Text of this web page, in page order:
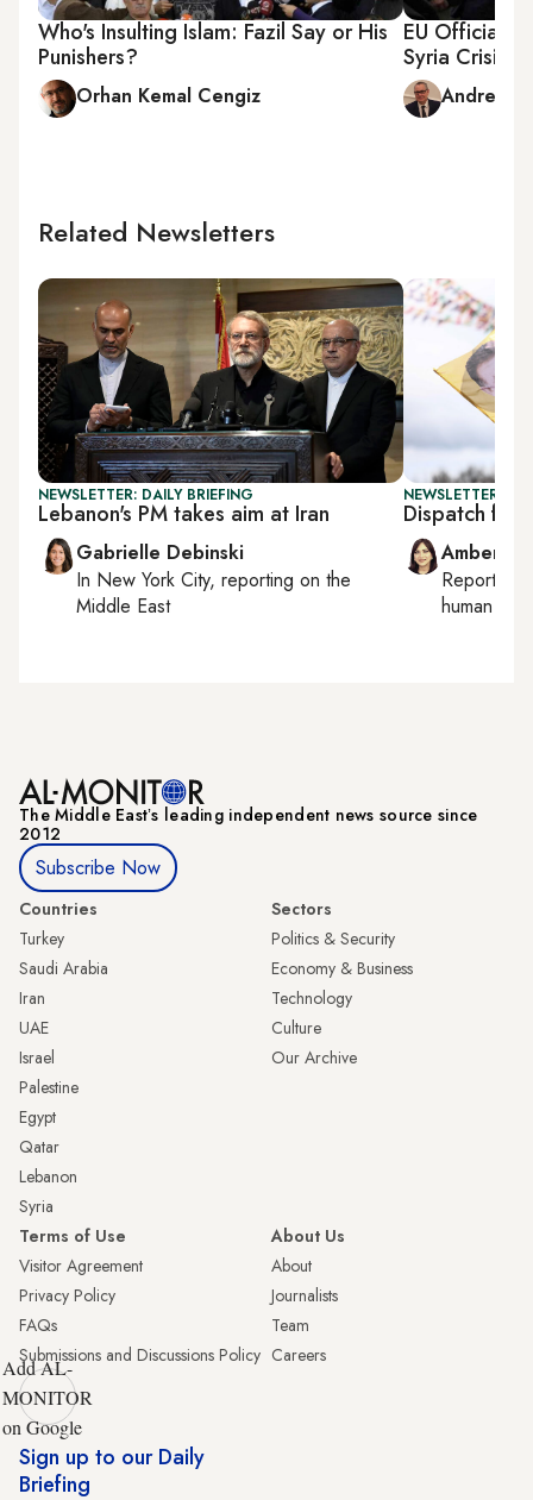
Who's Insulting Islam: Fazil Say or His
Punishers?
Orhan Kemal Cengiz
EU Official:
Syria Crisis
Andrew
Related Newsletters
NEWSLETTER: DAILY BRIEFING
Lebanon's PM takes aim at Iran
Gabrielle Debinski
In New York City, reporting on the
Middle East
NEWSLETTER:
Dispatch
Amberin
Reporting
human
The Middle Eastʼs leading independent news source since
2012
Subscribe Now
Countries
Turkey
Saudi Arabia
Iran
UAE
Israel
Palestine
Egypt
Qatar
Lebanon
Syria
Sectors
Politics & Security
Economy & Business
Technology
Culture
Our Archive
Terms of Use
Visitor Agreement
Privacy Policy
FAQs
Submissions and Discussions Policy
About Us
About
Journalists
Team
Careers
Add AL-
MONITOR
on Google
Sign up to our Daily
Briefing